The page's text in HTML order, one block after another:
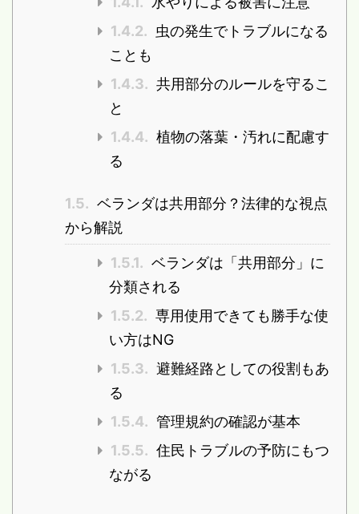
1.4.2. 虫の発生でトラブルになる
ことも
1.4.3. 共用部分のルールを守るこ
と
1.4.4. 植物の落葉・汚れに配慮す
る
1.5. ベランダは共用部分？法律的な視点
から解説
1.5.1. ベランダは「共用部分」に
分類される
1.5.2. 専用使用できても勝手な使
い方はNG
1.5.3. 避難経路としての役割もあ
る
1.5.4. 管理規約の確認が基本
1.5.5. 住民トラブルの予防にもつ
ながる